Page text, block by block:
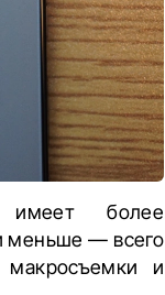
имеет более
меньше — всего
и